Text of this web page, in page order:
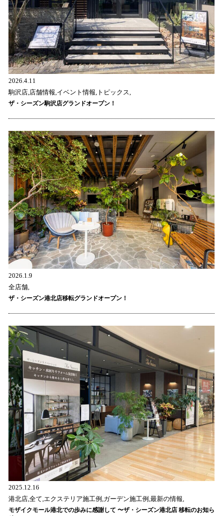
2026.4.11
駒沢店,店舗情報,イベント情報,トピックス,
ザ・シーズン駒沢店グランドオープン！
2026.1.9
全店舗,
ザ・シーズン港北店移転グランドオープン！
2025.12.16
港北店,全て,エクステリア施工例,ガーデン施工例,最新の情報,
モザイクモール港北での歩みに感謝して 〜ザ・シーズン港北店 移転のお知ら